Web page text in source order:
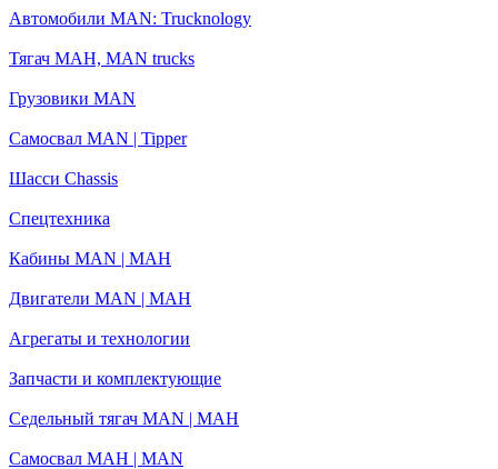
Автомобили MAN: Trucknology
Тягач МАН, MAN trucks
Грузовики MAN
Самосвал MAN | Tipper
Шасси Chassis
Спецтехника
Кабины MAN | МАН
Двигатели MAN | МАН
Агрегаты и технологии
Запчасти и комплектующие
Седельный тягач MAN | МАН
Самосвал МАН | MAN